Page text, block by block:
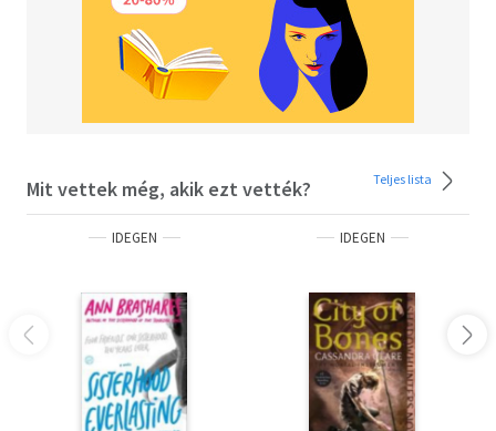
Mit vettek még, akik ezt vették? Teljes lista
IDEGEN IDEGEN